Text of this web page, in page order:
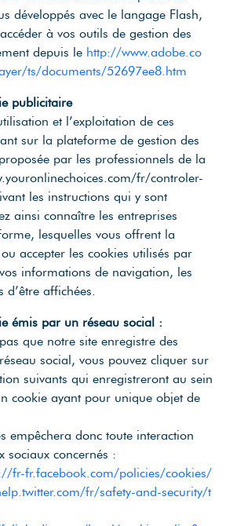
développés avec le langage Flash,
à vos outils de gestion des
depuis le http://www.adobe.co
ts/documents/52697ee8.htm
publicitaire
et l’exploitation de ces
sur la plateforme de gestion des
par les professionnels de la
fr/controler-
les instructions qui y sont
ainsi connaître les entreprises
lesquelles vous offrent la
accepter les cookies utilisés par
informations de navigation, les
d’être affichées.
émis par un réseau social :
que notre site enregistre des
social, vous pouvez cliquer sur
suivants qui enregistreront au sein
cookie ayant pour unique objet de
empêchera donc toute interaction
sociaux concernés :
fr-fr.facebook.com/policies/cookies/
fr/safety-and-security/t